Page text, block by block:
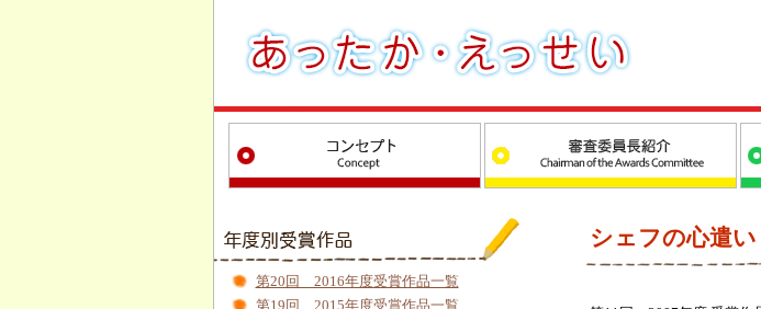
第20回 2016年度受賞作品一覧
第19回 2015年度受賞作品一覧
シェフの心遣い